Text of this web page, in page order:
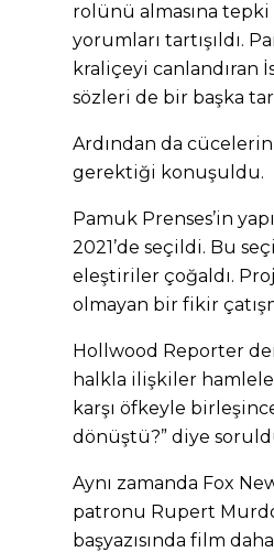
rolünü almasına tepki
yorumları tartışıldı.
kraliçeyi canlandıran
sözleri de bir başka
Ardından da
gerektiği konuşuldu.
Pamuk Prenses’in
2021’de seçildi. Bu
eleştiriler çoğaldı.
olmayan bir fikir
Hollwood Reporter
halkla ilişkiler
karşı öfkeyle
dönüştü?” diye
Aynı zamanda Fox
patronu Rupert
başyazısında film